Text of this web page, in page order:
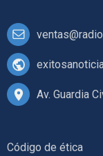
Av. Guardia
Código de ética